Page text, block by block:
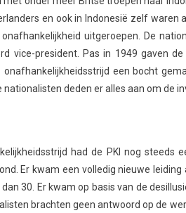
en ook in Indonesië zelf waren
uitgeroepen. De
vice-president. Pas in 1949 gaven
onafhankelijkheidsstrijd een bocht
deden er alles aan om de
had de PKI nog steeds
Er kwam een volledig nieuwe
30. Er kwam op basis van de
brachten geen antwoord op de